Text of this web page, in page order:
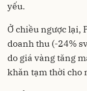
yếu.
Ở chiều ngược lại,
doanh thu (-24%
do giá vàng tăng
khăn tạm thời cho